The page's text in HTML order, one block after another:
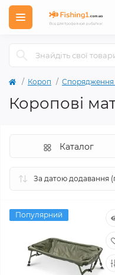
Короп Спорядження
Коропові
Каталог
Популярний